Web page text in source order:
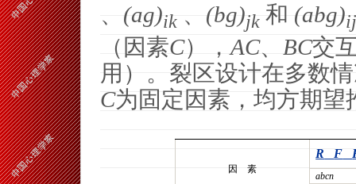
、 (ag)ik 、 (bg)jk 和 (abg)
（因素C）， AC、 BC交
用）。裂区设计在多数
C为固定因素，均方期望
因 素
R F
abcn